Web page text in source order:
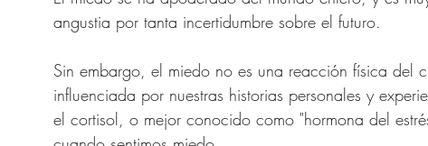
Zapatos para Mujeres de
Gafas de Sol para Mujer
angustia por tanta incertidumbre sobre el futuro.
Sin embargo, el miedo no es una reacción física del
influenciada por nuestras historias personales y
el cortisol, o mejor conocido como "hormona del